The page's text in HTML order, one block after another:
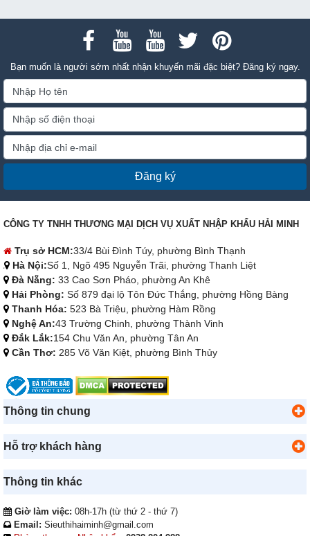
Bạn muốn là người sớm nhất nhận khuyến mãi đặc biệt? Đăng ký ngay.
Đăng ký
CÔNG TY TNHH THƯƠNG MẠI DỊCH VỤ XUẤT NHẬP KHẨU HẢI MINH
Trụ sở HCM:33/4 Bùi Đình Túy, phường Bình Thạnh
Hà Nội:Số 1, Ngõ 495 Nguyễn Trãi, phường Thanh Liệt
Đà Nẵng: 33 Cao Sơn Pháo, phường An Khê
Hải Phòng: Số 879 đại lộ Tôn Đức Thắng, phường Hồng Bàng
Thanh Hóa: 523 Bà Triệu, phường Hàm Rồng
Nghệ An:43 Trường Chinh, phường Thành Vinh
Đắk Lắk:154 Chu Văn An, phường Tân An
Cần Thơ: 285 Võ Văn Kiệt, phường Bình Thủy
Thông tin chung
Hỗ trợ khách hàng
Thông tin khác
Giờ làm việc: 08h-17h (từ thứ 2 - thứ 7)
Email: Sieuthihaiminh@gmail.com